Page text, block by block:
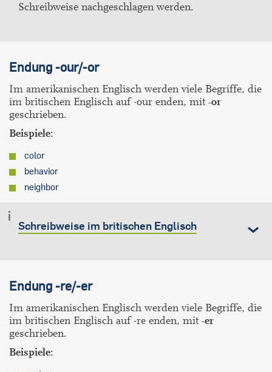
Schreibweise nachgeschlagen werden.
Endung -our/-or
Im amerikanischen Englisch werden viele Begriffe, die
im britischen Englisch auf -our enden, mit-or
geschrieben.
Beispiele:
color
behavior
neighbor
Schreibweise im britischen Englisch
Endung -re/-er
Im amerikanischen Englisch werden viele Begriffe, die
im britischen Englisch auf -re enden, mit-er
geschrieben.
Beispiele: